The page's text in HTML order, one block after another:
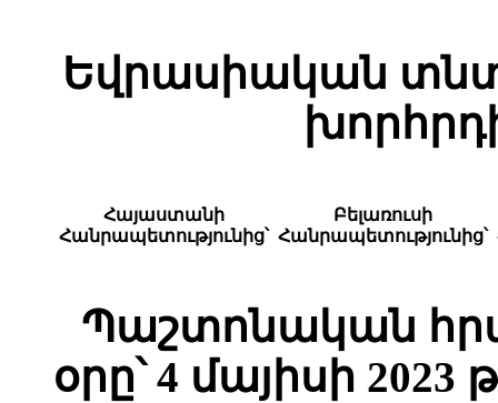
Եվրասիական
Հայաստանի
Հանրապետությունից՝
Բելառուսի
Հանրապետությունից՝
Պաշտոնական
օրը՝ 4 մայիսի